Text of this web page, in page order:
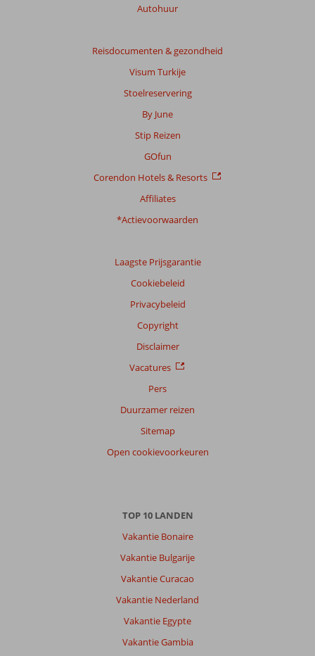
Autohuur
Reisdocumenten & gezondheid
Visum Turkije
Stoelreservering
By June
Stip Reizen
GOfun
Corendon Hotels & Resorts
Affiliates
*Actievoorwaarden
Laagste Prijsgarantie
Cookiebeleid
Privacybeleid
Copyright
Disclaimer
Vacatures
Pers
Duurzamer reizen
Sitemap
Open cookievoorkeuren
TOP 10 LANDEN
Vakantie Bonaire
Vakantie Bulgarije
Vakantie Curacao
Vakantie Nederland
Vakantie Egypte
Vakantie Gambia